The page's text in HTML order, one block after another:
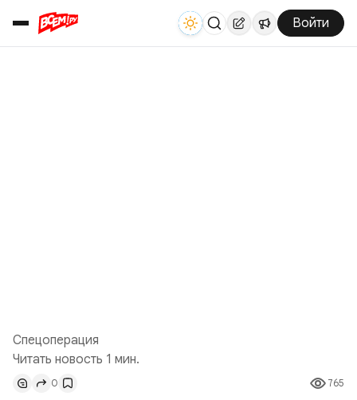
Войти
Спецоперация
Читать новость 1 мин.
765
0